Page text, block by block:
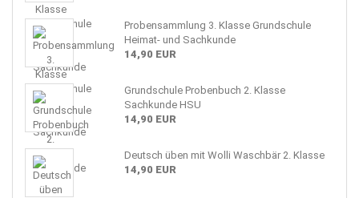
Probensammlung 3. Klasse Grundschule
Heimat- und Sachkunde
14,90 EUR
Grundschule Probenbuch 2. Klasse
Sachkunde HSU
14,90 EUR
Deutsch üben mit Wolli Waschbär 2. Klasse
14,90 EUR